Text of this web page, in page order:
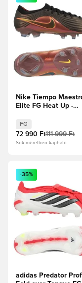
Nike Tiempo
Elite FG Heat Up -
narancs/Hyper
FG
72 990 Ft111 999 Ft
Sok méretben kapható
Megnyit egy
-35%
adidas Predator